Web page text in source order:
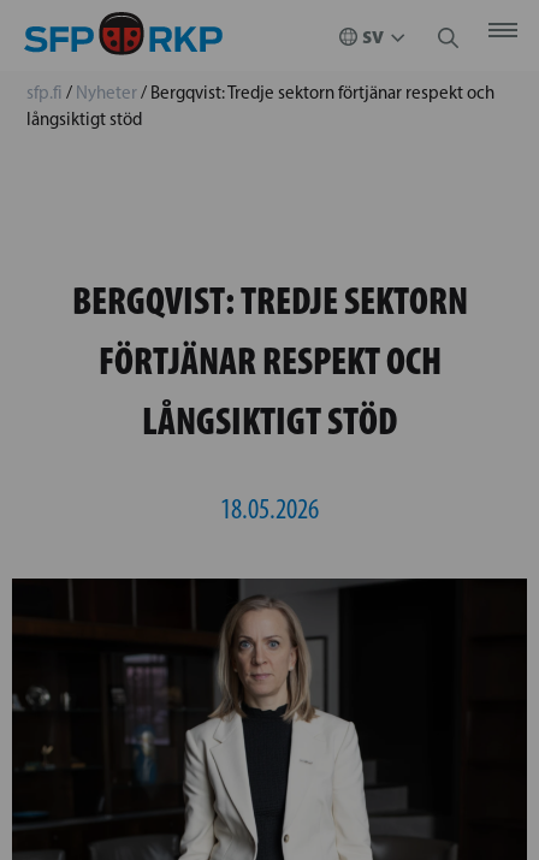
sfp.fi / Nyheter/ Bergqvist: Tredje sektorn förtjänar respekt och
långsiktigt stöd
BERGQVIST: TREDJE SEKTORN
FÖRTJÄNAR RESPEKT OCH
LÅNGSIKTIGT STÖD
18.05.2026